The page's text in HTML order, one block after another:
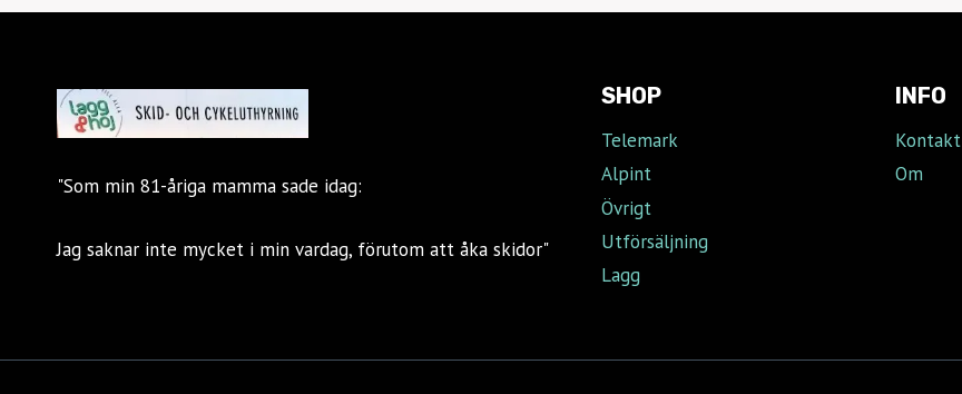
"Som min 81-åriga mamma sade idag:
Jag saknar inte mycket i min vardag, förutom att åka skidor"
SHOP
Telemark
Alpint
Övrigt
Utförsäljning
Lagg
INFO
Kontakt
Om